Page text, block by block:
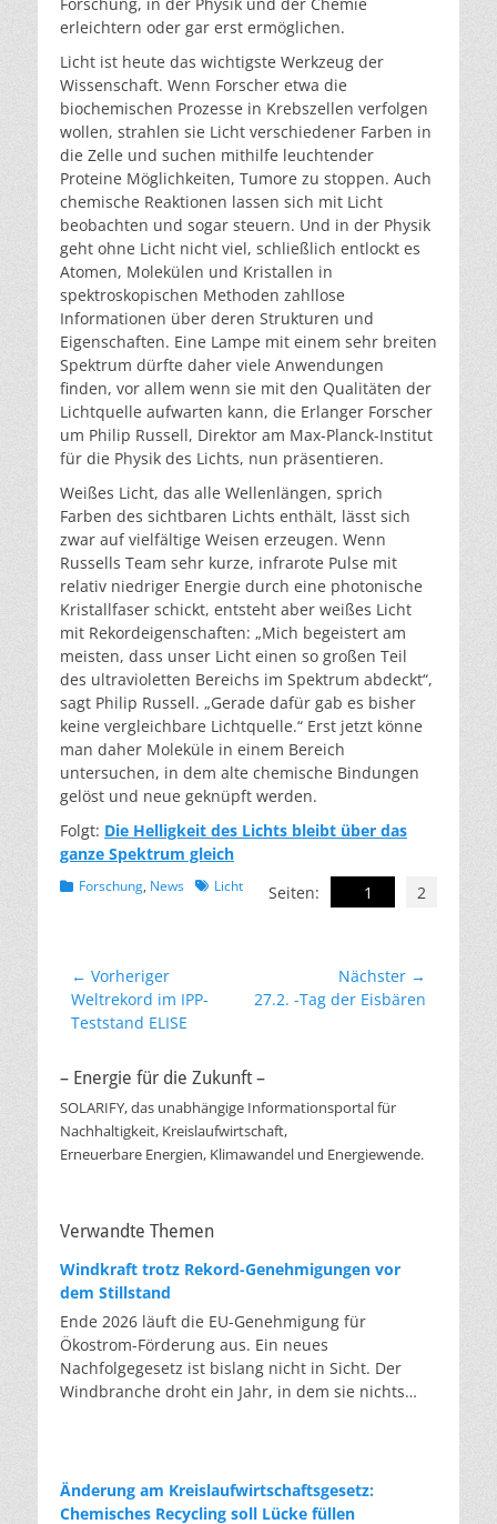
erleichtern oder gar erst ermöglichen.
Licht ist heute das wichtigste Werkzeug der
Wissenschaft. Wenn Forscher etwa die
biochemischen Prozesse in Krebszellen verfolgen
wollen, strahlen sie Licht verschiedener Farben in
die Zelle und suchen mithilfe leuchtender
Proteine Möglichkeiten, Tumore zu stoppen. Auch
chemische Reaktionen lassen sich mit Licht
beobachten und sogar steuern. Und in der Physik
geht ohne Licht nicht viel, schließlich entlockt es
Atomen, Molekülen und Kristallen in
spektroskopischen Methoden zahllose
Informationen über deren Strukturen und
Eigenschaften. Eine Lampe mit einem sehr breiten
Spektrum dürfte daher viele Anwendungen
finden, vor allem wenn sie mit den Qualitäten der
Lichtquelle aufwarten kann, die Erlanger Forscher
um Philip Russell, Direktor am Max-Planck-Institut
für die Physik des Lichts, nun präsentieren.
Weißes Licht, das alle Wellenlängen, sprich
Farben des sichtbaren Lichts enthält, lässt sich
zwar auf vielfältige Weisen erzeugen. Wenn
Russells Team sehr kurze, infrarote Pulse mit
relativ niedriger Energie durch eine photonische
Kristallfaser schickt, entsteht aber weißes Licht
mit Rekordeigenschaften: „Mich begeistert am
meisten, dass unser Licht einen so großen Teil
des ultravioletten Bereichs im Spektrum abdeckt“,
sagt Philip Russell. „Gerade dafür gab es bisher
keine vergleichbare Lichtquelle.“ Erst jetzt könne
man daher Moleküle in einem Bereich
untersuchen, in dem alte chemische Bindungen
gelöst und neue geknüpft werden.
Folgt: Die Helligkeit des Lichts bleibt über das
ganze Spektrum gleich
Seiten:
1 2
Kategorien
Forschung, News Schlagworte
Licht
Beitragsnavigation
← Vorheriger
Vorheriger
Beitrag:
Weltrekord im IPP-
Teststand ELISE
Nächster →
Nächster
27.2. -Tag der Eisbären
– Energie für die Zukunft –
SOLARIFY, das unabhängige Informationsportal für
Nachhaltigkeit, Kreislaufwirtschaft,
Erneuerbare Energien, Klimawandel und Energiewende.
Verwandte Themen
Windkraft trotz Rekord-Genehmigungen vor
dem Stillstand
Ende 2026 läuft die EU-Genehmigung für
Ökostrom-Förderung aus. Ein neues
Nachfolgegesetz ist bislang nicht in Sicht. Der
Windbranche droht ein Jahr, in dem sie nichts
die Verfahren laufen heute deutlich schneller. Die
Halbjahresbilanz der Branche bestätigt dieses
Änderung am Kreislaufwirtschaftsgesetz:
Chemisches Recycling soll Lücke füllen